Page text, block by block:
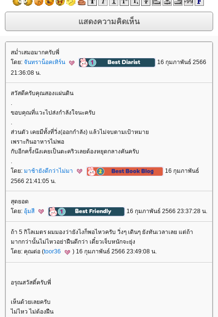
สม่ำเสมอมากครับพี่
ดย: จันทราน็อคเทิร์น
16 กุมภาพันธ์ 2566
21:36:08 น.
สวัสดีครับคุณสองแผ่นดิน
ขอบคุณที่แวะไปส่งกำลังใจนะครับ
ส่วนตัว เคยมีทั้งที่วิ่ง(ออกกำลัง) แล้วไม่จบตามเป้าหมา
เพราะกินอาหารไม่พอ
กับอีกครั้งนึงเคยเป็นตะคริวเลยต้องหยุดกลางคันครับ
ดย: มาช้ายังดีกว่าไม่มา
16 กุมภาพันธ์
2566 21:41:05 น.
สุดยอด
ดย: อุ้มสี 16 กุมภาพันธ์ 2566 23:37:28 น.
ถ้า 5 กิโลเมตร ผมมองว่ายังไงก็พอไหวครับ วิ่งๆ เดินๆ ยังทันเวลาเลย แต่ถ้า
มากกว่านั้นไม่ไหวอย่าฝืนดีกว่า เดี๋ยวเจ็บหนักจะยุ่ง
ดย: คุณต่อ (toor36 ) 16 กุมภาพันธ์ 2566 23:49:08 น.
อรุณสวัสดิ์ครับพี่
เห็นด้วยเลยครับ
ไม่ไหว ไม่ต้องฝืน